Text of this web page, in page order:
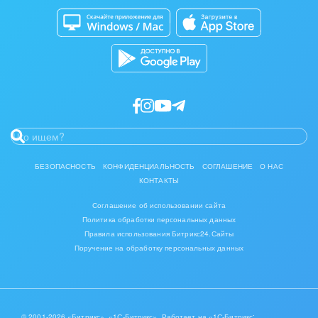
Полиграфия
Ритуальные услуги
Рынки и торговля
Связь и телекоммуникации
Финансы, бухгалтерия, банки
Химия и нефтехимия
Электроэнергетика
Ювелирное дело
Каталог приложений
Разработчикам приложений
БЕЗОПАСНОСТЬ КОНФИДЕНЦИАЛЬНОСТЬ СОГЛАШЕНИЕ
О НАС
КОНТАКТЫ
Соглашение об использовании сайта
Политика обработки персональных данных
Правила использования Битрикс24.Сайты
Поручение на обработку персональных данных